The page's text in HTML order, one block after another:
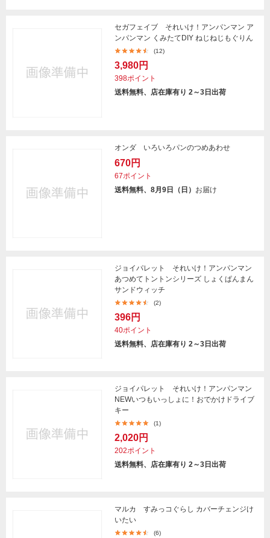
セガフェイブ それいけ！アンパンマン ア
ンパンマン くみたてDIY ねじねじもぐりん
(12)
3,980円
398ポイント
送料無料、店在庫有り 2～3日出荷
オンダ いろいろパンのつめあわせ
670円
67ポイント
送料無料、8月9日（日） お届け
ジョイパレット それいけ！アンパンマン
あつめてトントンシリーズ しょくぱんまん
サンドウィッチ
(2)
396円
40ポイント
送料無料、店在庫有り 2～3日出荷
ジョイパレット それいけ！アンパンマン
NEWいつもいっしょに！おでかけドライブ
キー
(1)
2,020円
202ポイント
送料無料、店在庫有り 2～3日出荷
マルカ すみっコぐらし カバーチェンジけ
いたい
(6)